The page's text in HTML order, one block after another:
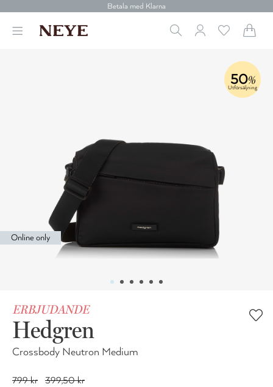
Betala med Klarna
Leverans 1-4 arbetsdagar
50%
Utförsäljning
Online only
ERBJUDANDE
Hedgren
Crossbody Neutron Medium
799 kr 399,50 kr